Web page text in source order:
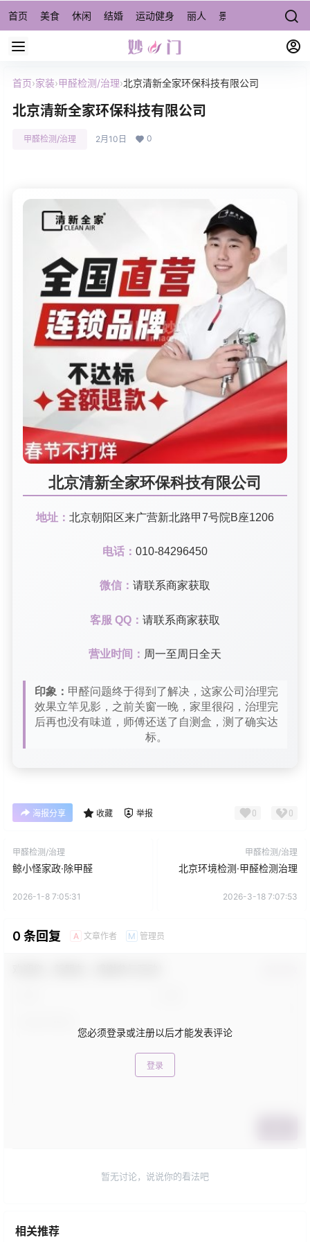
首页 美食 休闲 结婚 运动健身 丽人 景点/周边游 宠物
首页›家装›甲醛检测/治理›北京清新全家环保科技有限公司
北京清新全家环保科技有限公司
甲醛检测/治理 2月10日 0
北京清新全家环保科技有限公司
地址： 北京朝阳区来广营新北路甲7号院B座1206
电话： 010-84296450
微信： 请联系商家获取
客服 QQ： 请联系商家获取
营业时间： 周一至周日全天
印象： 甲醛问题终于得到了解决，这家公司治理完
效果立竿见影，之前关窗一晚，家里很闷，治理完
后再也没有味道，师傅还送了自测盒，测了确实达
标。
海报分享 收藏 举报 0 0
甲醛检测/治理
鲸小怪家政·除甲醛
2026-1-8 7:05:31
甲醛检测/治理
北京环境检测·甲醛检测治理
2026-3-18 7:07:53
0 条回复 A 文章作者 M 管理员
您必须登录或注册以后才能发表评论
登录
暂无讨论，说说你的看法吧
相关推荐